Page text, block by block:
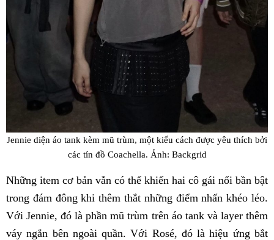
Jennie diện áo tank kèm mũ trùm, một kiểu cách được yêu thích bởi
các tín đồ Coachella. Ảnh: Backgrid
Những item cơ bản vẫn có thể khiến hai cô gái nổi bần bật
trong đám đông khi thêm thắt những điểm nhấn khéo léo.
Với Jennie, đó là phần mũ trùm trên áo tank và layer thêm
váy ngắn bên ngoài quần. Với Rosé, đó là hiệu ứng bắt